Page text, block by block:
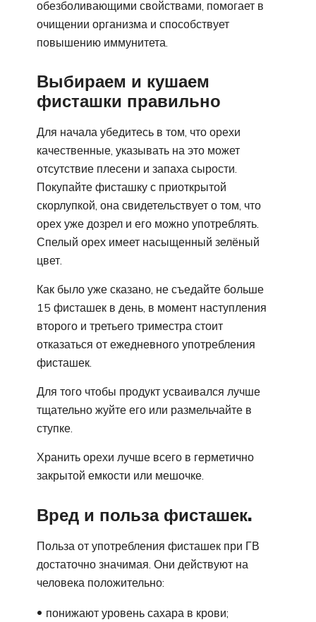
обезболивающими свойствами, помогает в
очищении организма и способствует
повышению иммунитета.
Выбираем и кушаем
фисташки правильно
Для начала убедитесь в том, что орехи
качественные, указывать на это может
отсутствие плесени и запаха сырости.
Покупайте фисташку с приоткрытой
скорлупкой, она свидетельствует о том, что
орех уже дозрел и его можно употреблять.
Спелый орех имеет насыщенный зелёный
цвет.
Как было уже сказано, не съедайте больше
15 фисташек в день, в момент наступления
второго и третьего триместра стоит
отказаться от ежедневного употребления
фисташек.
Для того чтобы продукт усваивался лучше
тщательно жуйте его или размельчайте в
ступке.
Хранить орехи лучше всего в герметично
закрытой емкости или мешочке.
Вред и польза фисташек.
Польза от употребления фисташек при ГВ
достаточно значимая. Они действуют на
человека положительно:
понижают уровень сахара в крови;